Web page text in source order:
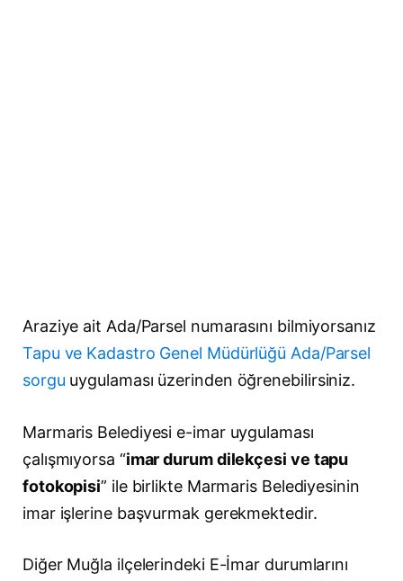
Araziye ait Ada/Parsel numarasını bilmiyorsanız
Tapu ve Kadastro Genel Müdürlüğü Ada/Parsel
sorgu uygulaması üzerinden öğrenebilirsiniz.
Marmaris Belediyesi e-imar uygulaması
çalışmıyorsa “imar durum dilekçesi ve tapu
fotokopisi” ile birlikte Marmaris Belediyesinin
imar işlerine başvurmak gerekmektedir.
Diğer Muğla ilçelerindeki E-İmar durumlarını